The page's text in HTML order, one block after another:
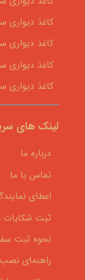
کاغذ دیواری
کاغذ دیواری
کاغذ دیواری
کاغذ دیواری
لینک های
درباره ما
تماس با ما
اعطای
ثبت شکایات
نحوه ثبت
راهنمای